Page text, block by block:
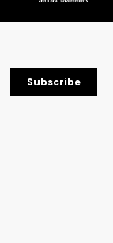
Subscribe